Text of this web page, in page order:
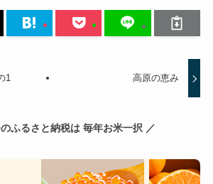
1 高原の恵み
ふるさと納税は 毎年お米一択 ／